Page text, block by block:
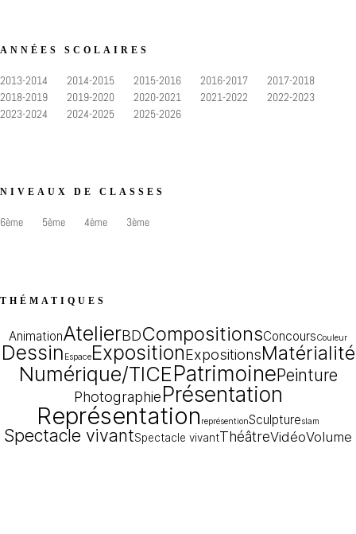
ANNÉES SCOLAIRES
2013-2014 2014-2015 2015-2016 2016-2017
2017-2018
2018-2019
2019-2020 2020-2021 2021-2022
2022-2023
2023-2024
2024-2025 2025-2026
NIVEAUX DE CLASSES
6ème 5ème 4ème 3ème
THÉMATIQUES
AnimationAtelierBDCompositionsConcoursCouleur
Dessin EspaceExpositionExpositionsMatérialité
Numérique/TICEPatrimoinePeinture
PhotographiePrésentation
Représentation représentionSculptureslam
Spectacle vivantSpectacle vivantThéâtreVidéoVolume